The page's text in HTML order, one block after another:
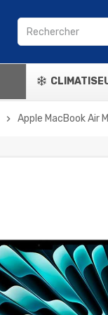
chevron_right Apple MacBook Air